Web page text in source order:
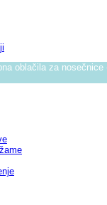
oblačila za nosečnice